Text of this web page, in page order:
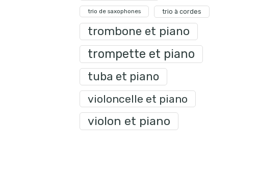
trio de saxophones trio à cordes
trombone et piano
trompette et piano
tuba et piano
violoncelle et piano
violon et piano